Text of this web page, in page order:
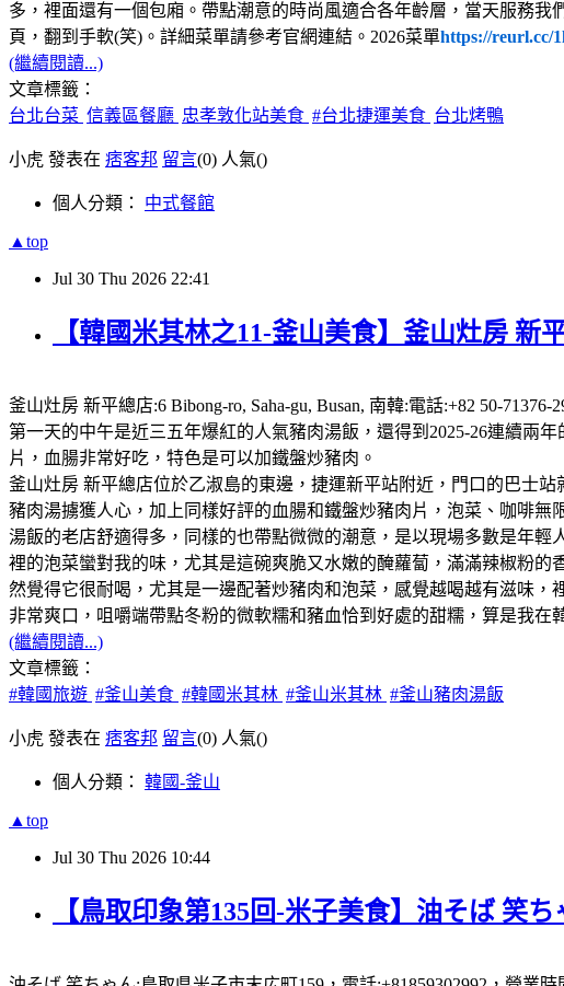
多，裡面還有一個包廂。帶點潮意的時尚風適合各年齡層，當天服務
頁，翻到手軟(笑)。詳細菜單請參考官網連結。2026菜單https://reurl.cc/
(繼續閱讀...)
文章標籤：
台北台菜 信義區餐廳 忠孝敦化站美食 #台北捷運美食 台北烤鴨
小虎 發表在 痞客邦 留言(0) 人氣()
個人分類： 中式餐館
▲top
Jul 30 Thu 2026 22:41
【韓國米其林之11-釜山美食】釜山灶房
釜山灶房 新平總店:6 Bibong-ro, Saha-gu, Busan, 南韓:電話:+82 50-
第一天的中午是近三五年爆紅的人氣豬肉湯飯，還得到2025-26連續兩
片，血腸非常好吃，特色是可以加鐵盤炒豬肉。
釜山灶房 新平總店位於乙淑島的東邊，捷運新平站附近，門口的巴士
豬肉湯擄獲人心，加上同樣好評的血腸和鐵盤炒豬肉片，泡菜、咖啡
湯飯的老店舒適得多，同樣的也帶點微微的潮意，是以現場多數是年
裡的泡菜蠻對我的味，尤其是這碗爽脆又水嫩的醃蘿蔔，滿滿辣椒粉
然覺得它很耐喝，尤其是一邊配著炒豬肉和泡菜，感覺越喝越有滋味
非常爽口，咀嚼端帶點冬粉的微軟糯和豬血恰到好處的甜糯，算是我在
(繼續閱讀...)
文章標籤：
#韓國旅遊 #釜山美食 #韓國米其林 #釜山米其林 #釜山豬肉湯飯
小虎 發表在 痞客邦 留言(0) 人氣()
個人分類： 韓國-釜山
▲top
Jul 30 Thu 2026 10:44
【鳥取印象第135回-米子美食】油そば 笑